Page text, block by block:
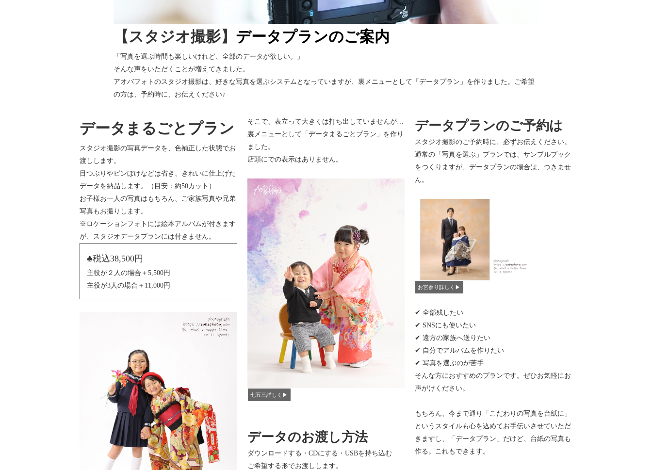
【スタジオ撮影】 データプランのご案内
「写真を選ぶ時間も楽しいけれど、全部のデータが欲しい。」
そんな声をいただくことが増えてきました。
アオバフォトのスタジオ撮影は、好きな写真を選ぶシステムとなっていますが、裏メニューとして「データプラン」を作りました。ご希望
の方は、予約時に、お伝えください♪
データまるごとプラン
スタジオ撮影の写真データを、色補正した状態でお
渡しします。
目つぶりやピンぼけなどは省き、きれいに仕上げた
データを納品します。（目安：約50カット）
お子様お一人の写真はもちろん、ご家族写真や兄弟
写真もお撮りします。
※ロケーションフォトには絵本アルバムが付きます
が、スタジオデータプランには付きません。
♣️税込38,500円
主役が２人の場合＋5,500円
主役が3人の場合＋11,000円
​そこで、表立って大きくは打ち出していませんが…
裏メニューとして「データまるごとプラン」を作り
ました。
店頭にでの表示はありません。
七五三詳しく▶︎
データのお渡し方法
ダウンロードする・CDにする・USBを持ち込む
ご希望する形でお渡しします。
データプランのご予約は
スタジオ撮影のご予約時に、必ずお伝えください。
通常の「写真を選ぶ」プランでは、サンプルブック
をつくりますが、データプランの場合は、つきませ
ん。
お宮参り詳しく▶︎
✔ 全部残したい
✔ SNSにも使いたい
✔ 遠方の家族へ送りたい
✔ 自分でアルバムを作りたい
✔ 写真を選ぶのが苦手
​そんな方におすすめのプランです。ぜひお気軽にお
声がけください。
もちろん、今まで通り「こだわりの写真を台紙に」
というスタイルも心を込めてお手伝いさせていただ
きますし、「データプラン」だけど、台紙の写真も
作る。これもできます。